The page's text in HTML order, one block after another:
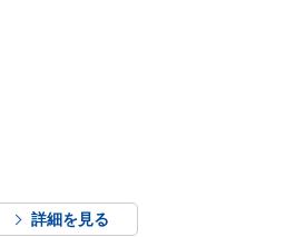
詳細を見る